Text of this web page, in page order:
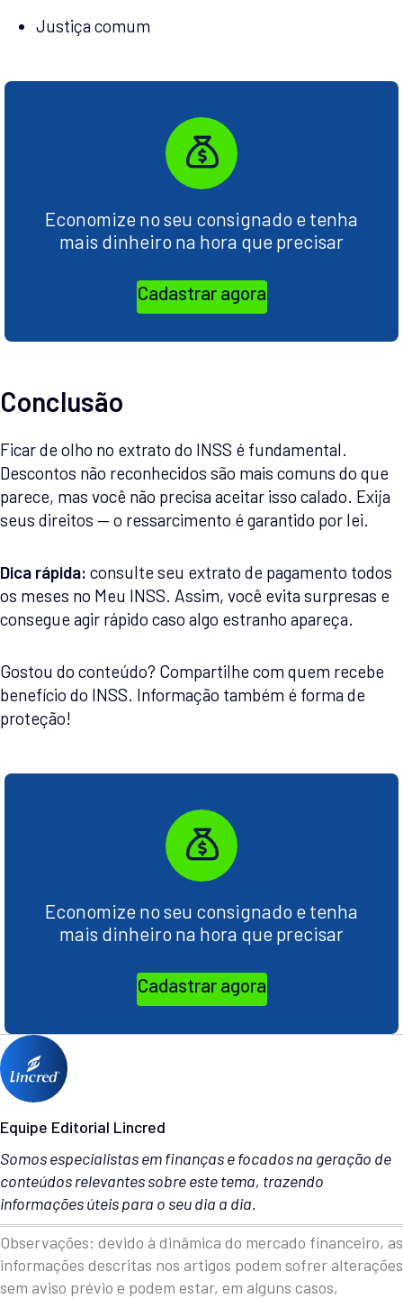
Justiça comum
Economize no seu consignado e tenha
mais dinheiro na hora que precisar
Cadastrar agora
Conclusão
Ficar de olho no extrato do INSS é fundamental.
Descontos não reconhecidos são mais comuns do que
parece, mas você não precisa aceitar isso calado. Exija
seus direitos — o ressarcimento é garantido por lei.
Dica rápida: consulte seu extrato de pagamento todos
os meses no Meu INSS. Assim, você evita surpresas e
consegue agir rápido caso algo estranho apareça.
Gostou do conteúdo? Compartilhe com quem recebe
benefício do INSS. Informação também é forma de
proteção!
Economize no seu consignado e tenha
mais dinheiro na hora que precisar
Cadastrar agora
Equipe Editorial Lincred
Somos especialistas em finanças e focados na geração de
conteúdos relevantes sobre este tema, trazendo
informações úteis para o seu dia a dia.
Observações: devido à dinâmica do mercado financeiro, as
informações descritas nos artigos podem sofrer alterações
sem aviso prévio e podem estar, em alguns casos,